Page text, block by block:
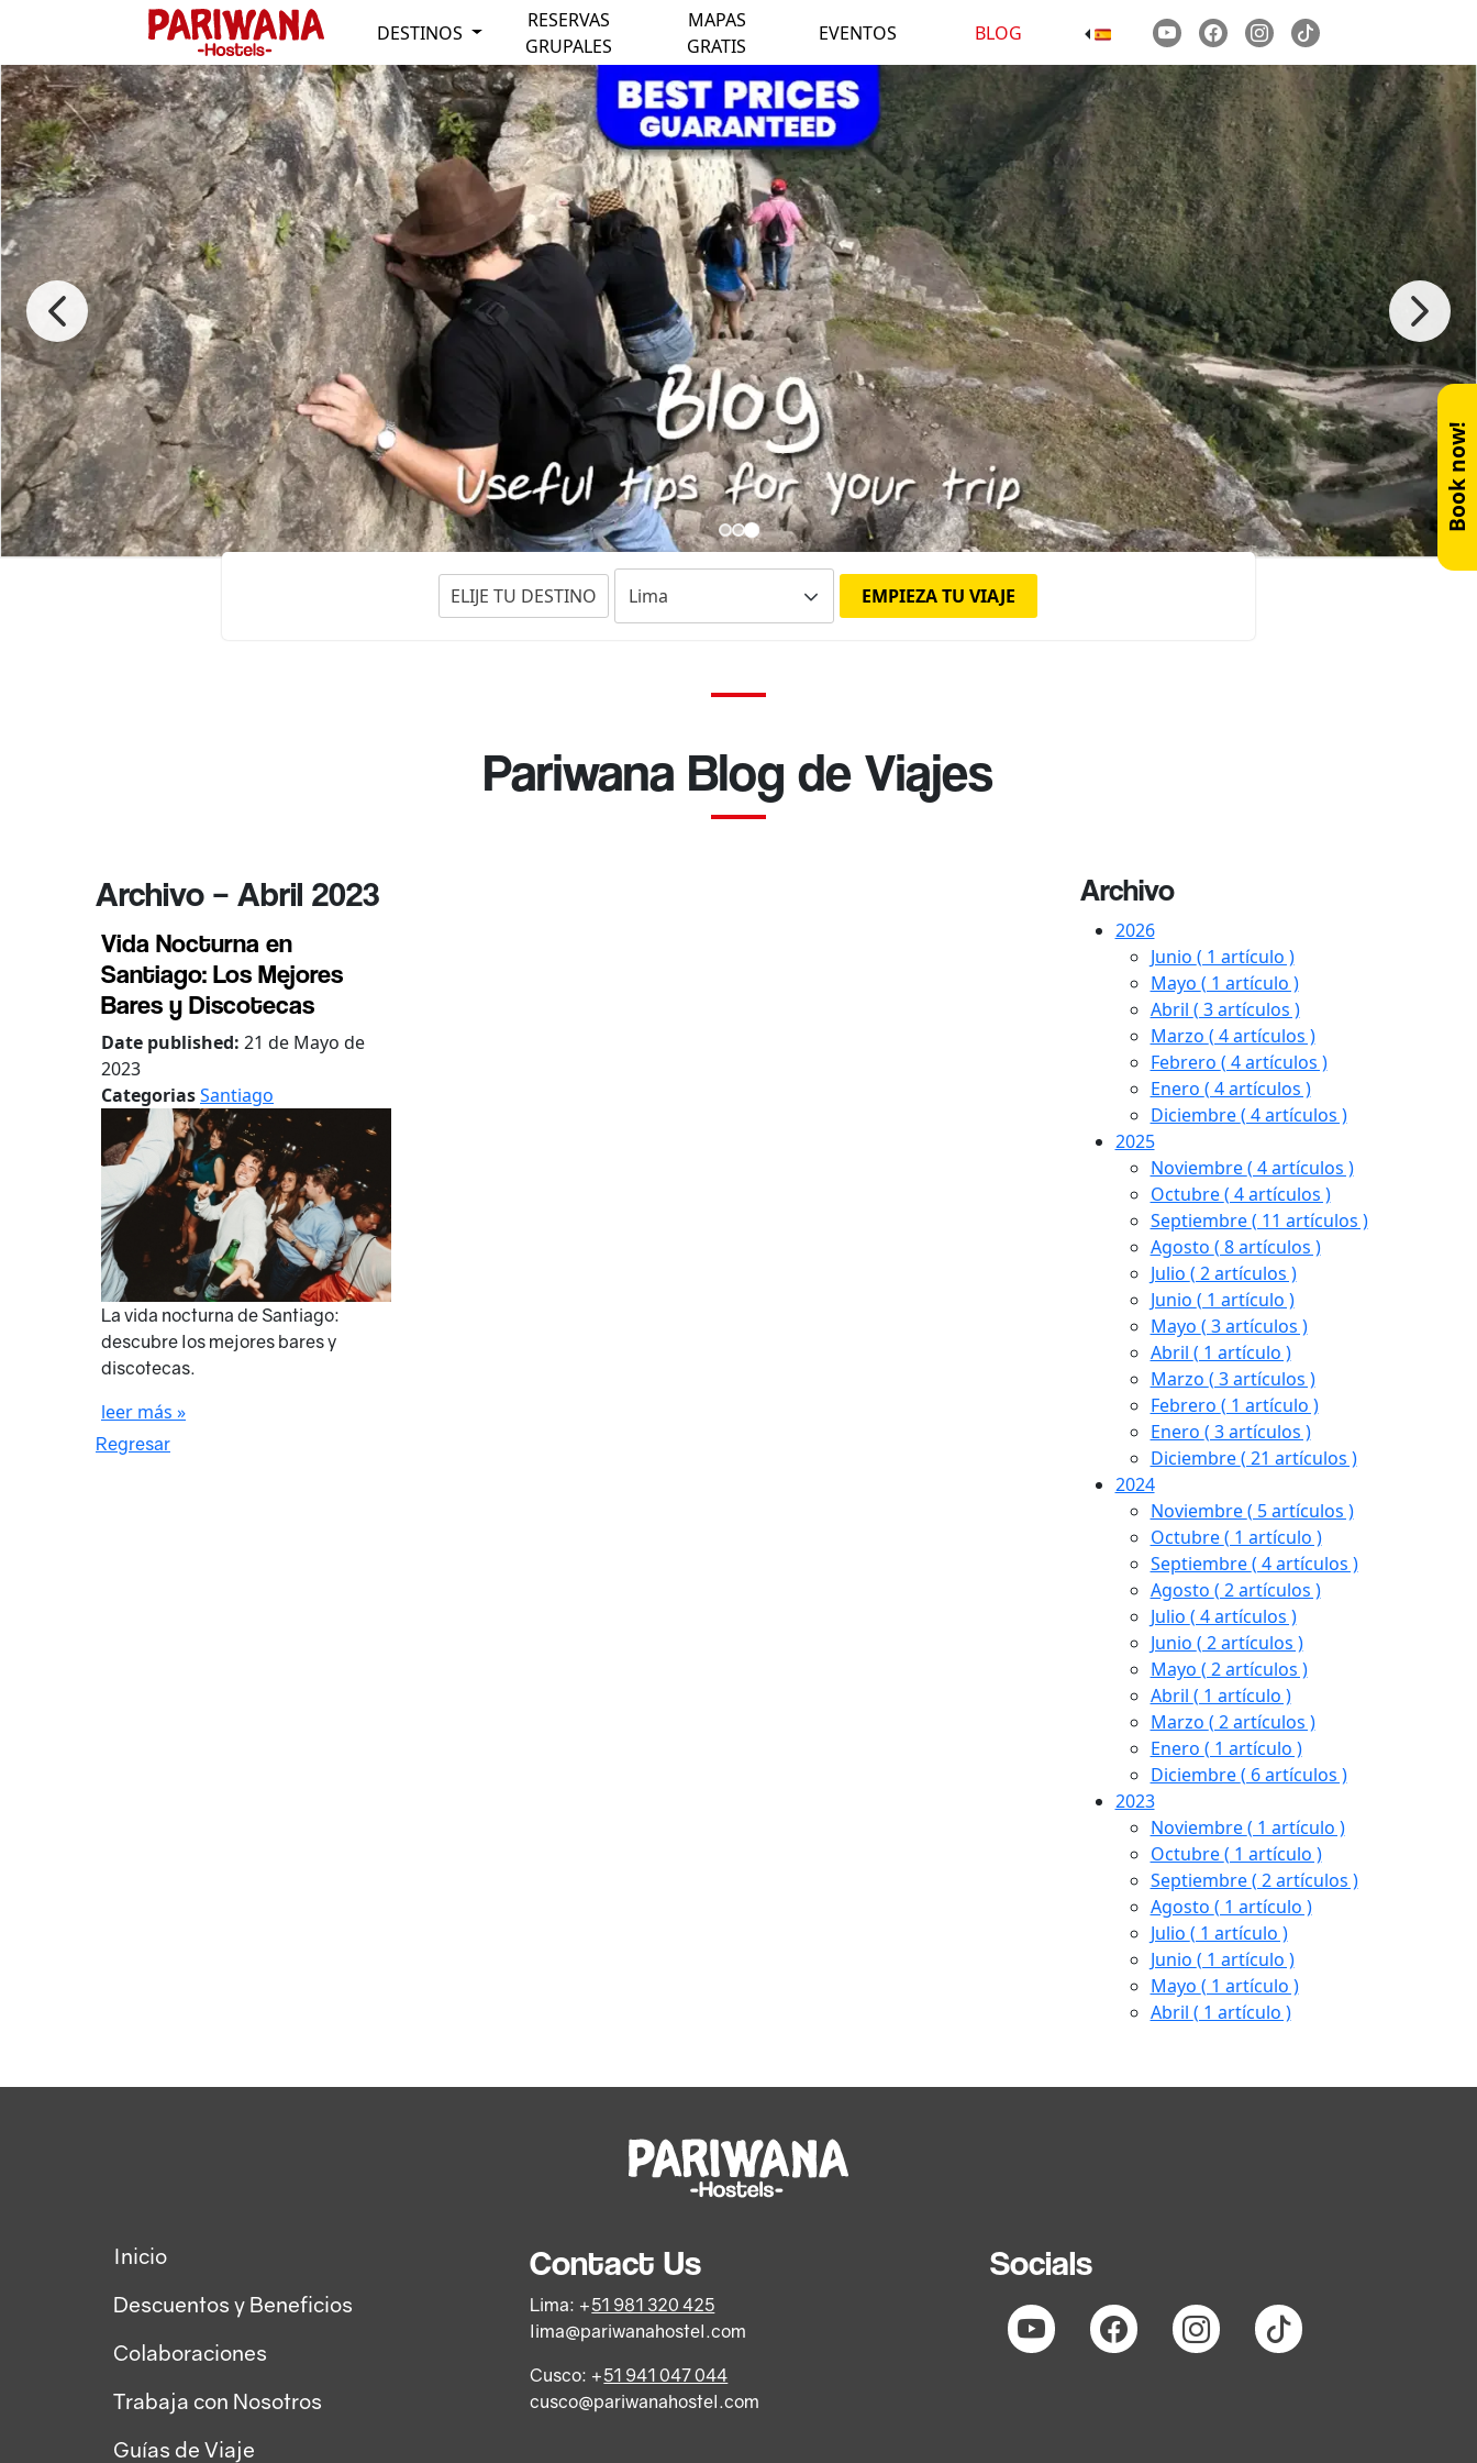
Book now!
DESTINOS
RESERVAS
GRUPALES
MAPAS
GRATIS
EVENTOS BLOG
ELIJE TU DESTINO EMPIEZA TU VIAJE
Pariwana Blog de Viajes
Archivo – Abril 2023
Vida Nocturna en
Santiago: Los Mejores
Bares y Discotecas
Date published: 21 de Mayo de
2023
CategoriasSantiago
La vida nocturna de Santiago:
descubre los mejores bares y
discotecas.
leer más »
Regresar
Archivo
2026
Junio ( 1 artículo )
Mayo ( 1 artículo )
Abril ( 3 artículos )
Marzo ( 4 artículos )
Febrero ( 4 artículos )
Enero ( 4 artículos )
Diciembre( 4 artículos )
2025
Noviembre( 4 artículos )
Octubre( 4 artículos )
Septiembre( 11 artículos )
Agosto ( 8 artículos )
Julio ( 2 artículos )
Junio ( 1 artículo )
Mayo ( 3 artículos )
Abril ( 1 artículo )
Marzo ( 3 artículos )
Febrero ( 1 artículo )
Enero ( 3 artículos )
Diciembre( 21 artículos )
2024
Noviembre( 5 artículos )
Octubre( 1 artículo )
Septiembre( 4 artículos )
Agosto ( 2 artículos )
Julio ( 4 artículos )
Junio ( 2 artículos )
Mayo ( 2 artículos )
Abril ( 1 artículo )
Marzo ( 2 artículos )
Enero ( 1 artículo )
Diciembre( 6 artículos )
2023
Noviembre( 1 artículo )
Octubre( 1 artículo )
Septiembre( 2 artículos )
Agosto ( 1 artículo )
Julio ( 1 artículo )
Junio ( 1 artículo )
Mayo ( 1 artículo )
Abril ( 1 artículo )
Inicio
Descuentos y Beneficios
Colaboraciones
Trabaja con Nosotros
Guías de Viaje
Contact Us
Lima: +51 981 320 425
lima@pariwanahostel.com
Cusco: +51 941 047 044
cusco@pariwanahostel.com
Socials